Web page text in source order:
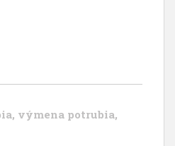
výmena potrubia,